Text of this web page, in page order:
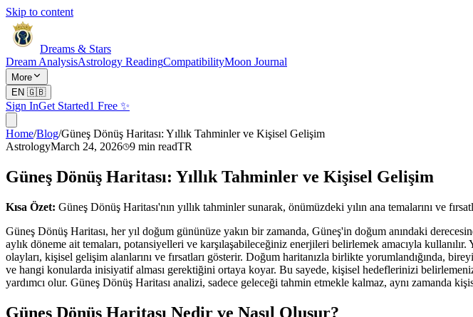
Skip to content
Dreams & Stars
Dream AnalysisAstrology ReadingCompatibilityMoon Journal
More
EN 🇬🇧
Sign InGet Started1 Free ✨
Home/Blog/Güneş Dönüş Haritası: Yıllık Tahminler ve Kişisel Gelişim
AstrologyMarch 24, 2026 9 min readTR
Güneş Dönüş Haritası: Yıllık Tahminler ve Kişisel Gelişim
Kısa Özet: Güneş Dönüş Haritası'nın yıllık tahminler sunarak, önümüzdeki yılın ana temalarını ve
Güneş Dönüş Haritası, her yıl doğum gününüze yakın bir zamanda, Güneş'in doğum anındaki
aylık döneme ait temaları, potansiyelleri ve karşılaşabileceğiniz enerjileri belirlemek amacıyla
olayları, kişisel gelişim alanlarını ve fırsatları gösterir. Doğum haritanızla birlikte yorumlandığında,
ve hangi konularda inisiyatif alması gerektiğini ortaya koyar. Bu sayede, kişisel hedeflerinizi
yardımcı olur. Güneş Dönüş Haritası analizi, sadece geleceği tahmin etmekle kalmaz, aynı zamanda
Güneş Dönüş Haritası Nedir ve Nasıl Oluşur?